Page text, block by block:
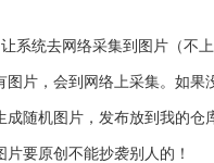
系统去网络采集到图片（不
图片，会到网络上采集。如
成随机图片，发布放到我的仓
要原创不能抄袭别人的！